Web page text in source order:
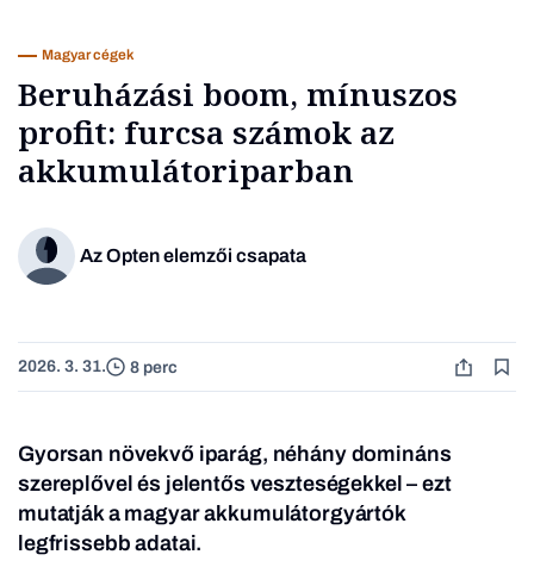
Üzlet
Magyar cégek
Beruházási boom, mínuszos
profit: furcsa számok az
akkumulátoriparban
Az Opten elemzői csapata
2026. 3. 31. 8 perc
Gyorsan növekvő iparág, néhány domináns
szereplővel és jelentős veszteségekkel – ezt
mutatják a magyar akkumulátorgyártók
legfrissebb adatai.